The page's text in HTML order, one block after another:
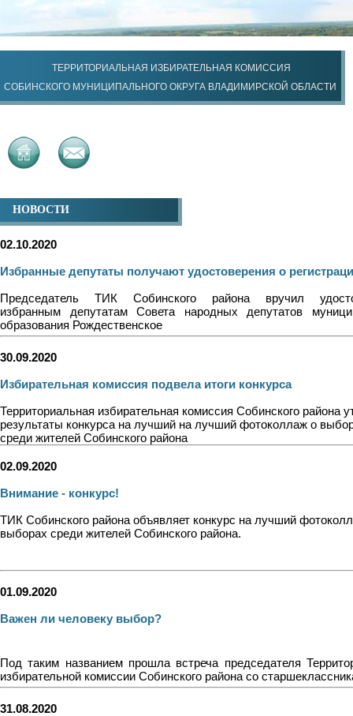
ТЕРРИТОРИАЛЬНАЯ ИЗБИРАТЕЛЬНАЯ КОМИССИЯ
СОБИНСКОГО МУНИЦИПАЛЬНОГО ОКРУГА ВЛАДИМИРСКОЙ ОБЛАСТИ
НОВОСТИ
02.10.2020
Избранные депутаты получают удостоверения о
Председатель ТИК Собинского района вручил
избранным депутатам Совета народных депутатов
образования Рождественское
30.09.2020
Избирательная комиссия подвела итоги конкурса
Территориальная избирательная комиссия Собинского района
результаты конкурса на лучший на лучший фотоколлаж о
среди жителей Собинского района
02.09.2020
Внимание - конкурс!
ТИК Собинского района объявляет конкурс на лучший
выборах среди жителей Собинского района.
01.09.2020
Важен ли человеку выбор?
Под таким названием прошла встреча председателя
избирательной комиссии Собинского района со
31.08.2020